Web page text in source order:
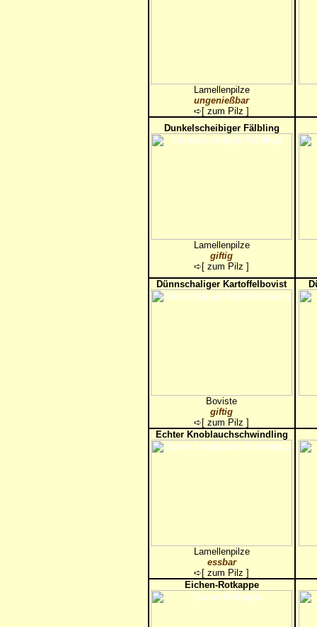
Lamellenpilze
ungenießbar
➪[ zum Pilz ]
Dunkelscheibiger Fälbling
Lamellenpilze
giftig
➪[ zum Pilz ]
Dünnschaliger Kartoffelbovist
Boviste
giftig
➪[ zum Pilz ]
Echter Knoblauchschwindling
Lamellenpilze
essbar
➪[ zum Pilz ]
Eichen-Rotkappe